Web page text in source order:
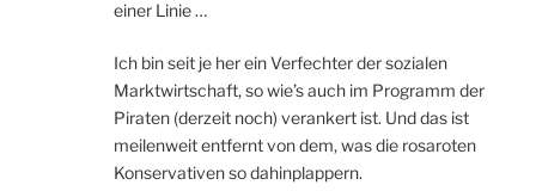
einer Linie …
Ich bin seit je her ein Verfechter der sozialen
Marktwirtschaft, so wie’s auch im Programm der
Piraten (derzeit noch) verankert ist. Und das ist
meilenweit entfernt von dem, was die rosaroten
Konservativen so dahinplappern.